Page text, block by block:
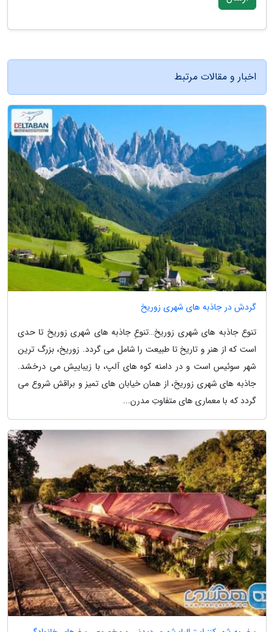
اخبار و مقالات مرتبط
گردش در جاذبه های شهری زوریخ
تنوع جاذبه های شهری زوریخ…تنوعِ جاذبه های شهری زوریخ تا حدی
است که از هنر و تاریخ تا طبیعت را شامل می گردد. زوریخ، بزرگ ترین
شهر سوئیس است و در دامنه کوه های آلپ، با زیباییش می درخشد.
جاذبه های شهری زوریخ، از همان خیابان های تمیز و براقش شروع می
گردد که با معماری های متفاوتِ مدرن...